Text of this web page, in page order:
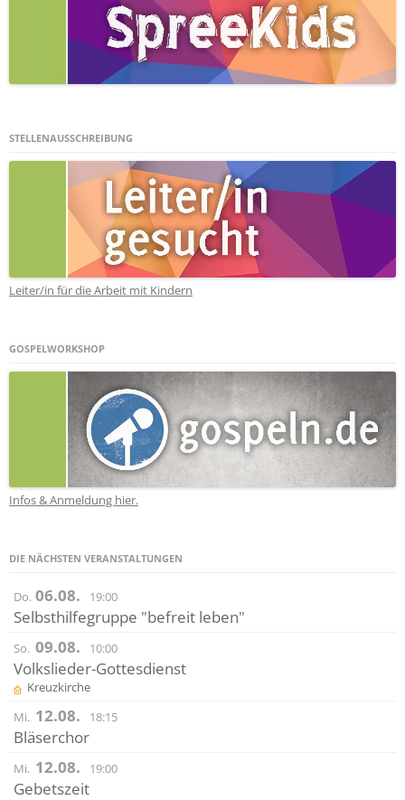
STELLENAUSSCHREIBUNG
Leiter/in für die Arbeit mit Kindern
GOSPELWORKSHOP
Infos & Anmeldung hier.
DIE NÄCHSTEN VERANSTALTUNGEN
Do. 06.08. 19:00
Selbsthilfegruppe "befreit leben"
So. 09.08. 10:00
Volkslieder-Gottesdienst
Kreuzkirche
Mi. 12.08. 18:15
Bläserchor
Mi. 12.08. 19:00
Gebetszeit